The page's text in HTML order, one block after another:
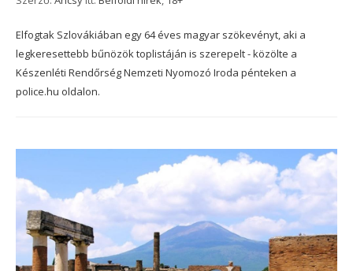
Elfogtak Szlovákiában egy 64 éves magyar szökevényt, aki a
legkeresettebb bűnözök toplistáján is szerepelt - közölte a
Készenléti Rendőrség Nemzeti Nyomozó Iroda pénteken a
police.hu oldalon.